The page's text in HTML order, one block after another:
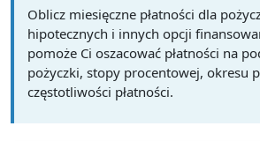
Oblicz miesięczne płatności dla
hipotecznych i innych opcji
pomoże Ci oszacować płatności na
pożyczki, stopy procentowej, okresu
częstotliwości płatności.